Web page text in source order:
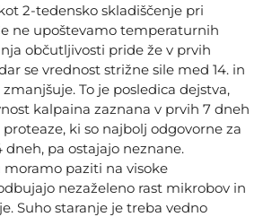
2-tedensko skladiščenje pri
ne upoštevamo temperaturnih
občutljivosti pride že v prvih
se vrednost strižne sile med 14. in
To je posledica dejstva,
kalpaina zaznana v prvih 7 dneh
ki so najbolj odgovorne za
dneh, pa ostajajo neznane.
paziti na visoke
nezaželeno rast mikrobov in
Suho staranje je treba vedno